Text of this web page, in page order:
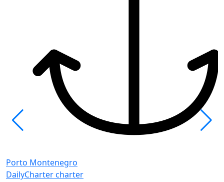
Porto Montenegro
DailyCharter charter